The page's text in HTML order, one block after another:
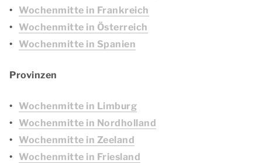
Wochenmitte in Frankreich
Wochenmitte in Österreich
Wochenmitte in Spanien
Provinzen
Wochenmitte in Limburg
Wochenmitte in Nordholland
Wochenmitte in Zeeland
Wochenmitte in Friesland